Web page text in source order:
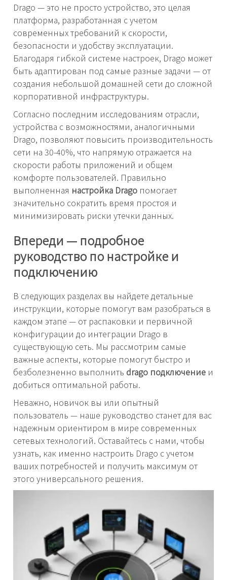
Drago — это не просто устройство, это целая
платформа, разработанная с учетом
современных требований к скорости,
безопасности и удобству эксплуатации.
Благодаря гибкой системе настроек, Drago может
быть адаптирован под самые разные задачи — от
создания небольшой домашней сети до сложной
корпоративной инфраструктуры.
Согласно последним исследованиям отрасли,
устройства с возможностями, аналогичными
Drago, позволяют повысить производительность
сети на 30-40%, что напрямую отражается на
скорости работы приложений и общем
комфорте пользователей. Правильно
выполненная настройка Drago помогает
значительно сократить время простоя и
минимизировать риски утечки данных.
Впереди — подробное
руководство по настройке и
подключению
В следующих разделах вы найдете детальные
инструкции, которые помогут вам разобраться в
каждом этапе — от распаковки и первичной
конфигурации до интеграции Drago в
существующую сеть. Мы рассмотрим самые
важные аспекты, которые помогут быстро и
безболезненно выполнить drago подключение и
добиться оптимальной работы.
Неважно, новичок вы или опытный
пользователь — наше руководство станет для вас
надежным ориентиром в мире современных
сетевых технологий. Оставайтесь с нами, чтобы
узнать, как именно настроить Drago с учетом
ваших потребностей и получить максимум от
этого универсального решения.